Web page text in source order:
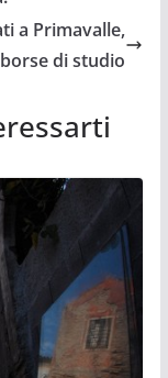
a Primavalle,
di studio